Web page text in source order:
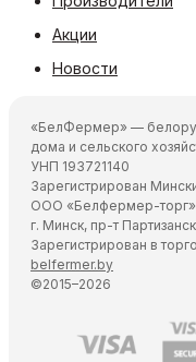
Акции
Новости
«БелФермер» —
дома и сельского
УНП 193721140
Зарегистрирован
ООО «Белфермер-торг»
г. Минск, пр-т
Зарегистрирован в
belfermer.by
©2015–2026